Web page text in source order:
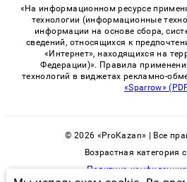
«На информационном ресурсе
технологии (информационные
информации на основе сбора,
сведений, относящихся к
«Интернет», находящихся на
Федерации)». Правила
технологий в виджетах рекламно-
«Sparrow»
© 2026 «ProKazan» | Все
Возрастная категория
Политика